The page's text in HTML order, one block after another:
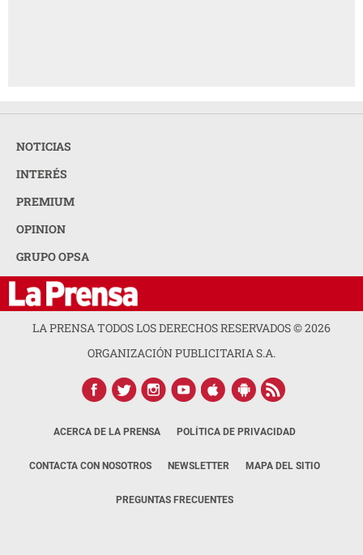
NOTICIAS
INTERÉS
PREMIUM
OPINION
GRUPO OPSA
LA PRENSA TODOS LOS DERECHOS RESERVADOS ©2026
ORGANIZACIÓN PUBLICITARIA S.A.
ACERCA DE LA PRENSA POLÍTICA DE PRIVACIDAD
CONTACTA CON NOSOTROS NEWSLETTER MAPA DEL SITIO
PREGUNTAS FRECUENTES